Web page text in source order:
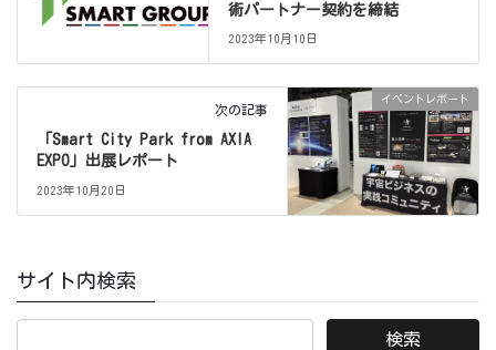
術パートナー契約を締結
2023年10月10日
イベントレポート
次の記事
「Smart City Park from AXIA
EXPO」出展レポート
2023年10月20日
サイト内検索